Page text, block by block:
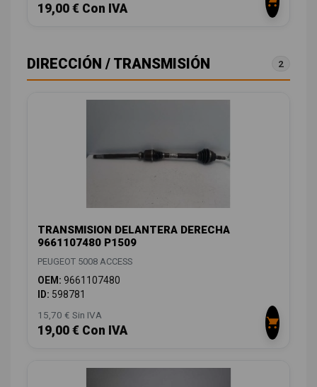
19,00 € Con IVA
DIRECCIÓN / TRANSMISIÓN 2
TRANSMISION DELANTERA DERECHA
9661107480 P1509
PEUGEOT 5008 ACCESS
OEM: 9661107480
ID: 598781
15,70 € Sin IVA
19,00 € Con IVA